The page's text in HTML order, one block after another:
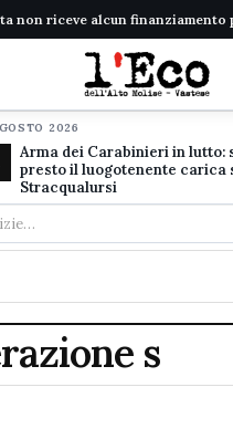
non riceve alcun finanziamento
2026
Arma dei Carabinieri in lutto:
presto il luogotenente carica
Stracqualursi
s